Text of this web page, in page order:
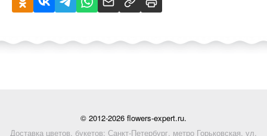
© 2012-2026 flowers-expert.ru.
Доставка цветов, букетов: Санкт-Петербург, метро Горьковская, ул.